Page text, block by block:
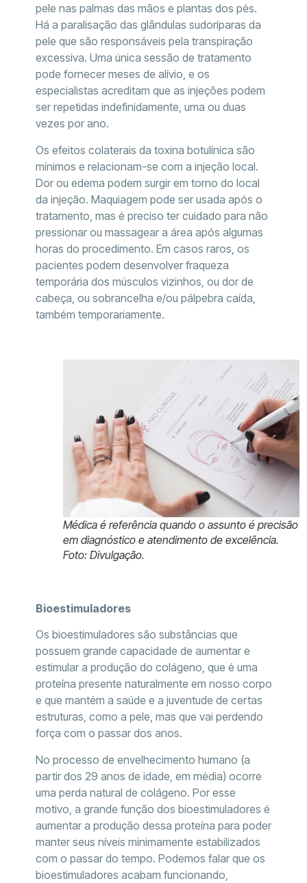
pele nas palmas das mãos e plantas dos pés.
Há a paralisação das glândulas sudoríparas da
pele que são responsáveis pela transpiração
excessiva. Uma única sessão de tratamento
pode fornecer meses de alívio, e os
especialistas acreditam que as injeções podem
ser repetidas indefinidamente, uma ou duas
vezes por ano.
Os efeitos colaterais da toxina botulínica são
mínimos e relacionam-se com a injeção local.
Dor ou edema podem surgir em torno do local
da injeção. Maquiagem pode ser usada após o
tratamento, mas é preciso ter cuidado para não
pressionar ou massagear a área após algumas
horas do procedimento. Em casos raros, os
pacientes podem desenvolver fraqueza
temporária dos músculos vizinhos, ou dor de
cabeça, ou sobrancelha e/ou pálpebra caída,
também temporariamente.
Médica é referência quando o assunto é precisão
em diagnóstico e atendimento de excelência.
Foto: Divulgação.
Bioestimuladores
Os bioestimuladores são substâncias que
possuem grande capacidade de aumentar e
estimular a produção do colágeno, que é uma
proteína presente naturalmente em nosso corpo
e que mantém a saúde e a juventude de certas
estruturas, como a pele, mas que vai perdendo
força com o passar dos anos.
No processo de envelhecimento humano (a
partir dos 29 anos de idade, em média) ocorre
uma perda natural de colágeno. Por esse
motivo, a grande função dos bioestimuladores é
aumentar a produção dessa proteína para poder
manter seus níveis minimamente estabilizados
com o passar do tempo. Podemos falar que os
bioestimuladores acabam funcionando,